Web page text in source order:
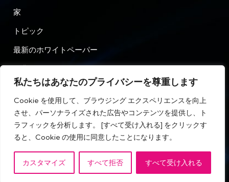
私たちはあなたのプライバシーを尊重します
Cookie を使用して、ブラウジング エクスペリエンスを向上
させ、パーソナライズされた広告やコンテンツを提供し、ト
ラフィックを分析します。 [すべて受け入れる] をクリックす
ると、Cookie の使用に同意したことになります。
カスタマイズ すべて拒否 すべて受け入れる
家
トピック
最新のホワイトペーパー
お問い合わせ
利用規約
IT テック パブリッシュ ハブ © 無断複写・転載を禁じます。